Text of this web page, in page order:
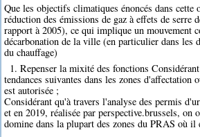
Que les objectifs climatiques énoncés dans cette
réduction des émissions de gaz à effets de serre
rapport à 2005), ce qui implique un mouvement
décarbonation de la ville (en particulier dans les
du chauffage)
1. Repenser la mixité des fonctions
tendances suivantes dans les zones d'affectation
est autorisée ;
Considérant qu'à travers l'analyse des permis
et en 2019, réalisée par perspective.brussels, on
domine dans la plupart des zones du PRAS où il